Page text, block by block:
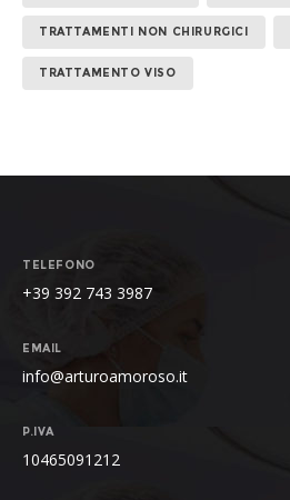
TRATTAMENTI NON CHIRURGICI
TRATTAMENTO VISO
TELEFONO
+39 392 743 3987
EMAIL
info@arturoamoroso.it
P.IVA
10465091212